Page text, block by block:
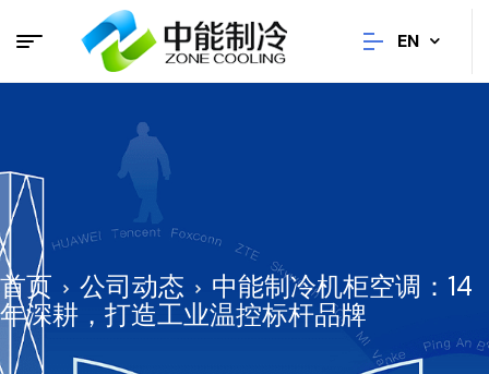
EN
首页 公司动态
中能制冷机柜空调：14
年深耕，打造工业温控标杆品牌